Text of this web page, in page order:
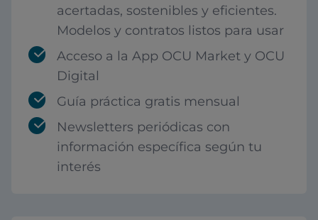
acertadas, sostenibles y eficientes.
Modelos y contratos listos para usar
Acceso a la App OCU Market y OCU
Digital
Guía práctica gratis mensual
Newsletters periódicas con
información específica según tu
interés